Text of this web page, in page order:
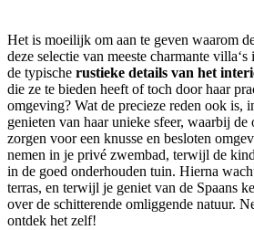
Het is moeilijk om aan te geven waarom
deze selectie van meeste charmante
de typische rustieke details van het
die ze te bieden heeft of toch door haar
omgeving? Wat de precieze reden ook is,
genieten van haar unieke sfeer, waarbij de
zorgen voor een knusse en besloten
nemen in je privé zwembad, terwijl de
in de goed onderhouden tuin. Hierna
terras, en terwijl je geniet van de Spaans
over de schitterende omliggende natuur.
ontdek het zelf!